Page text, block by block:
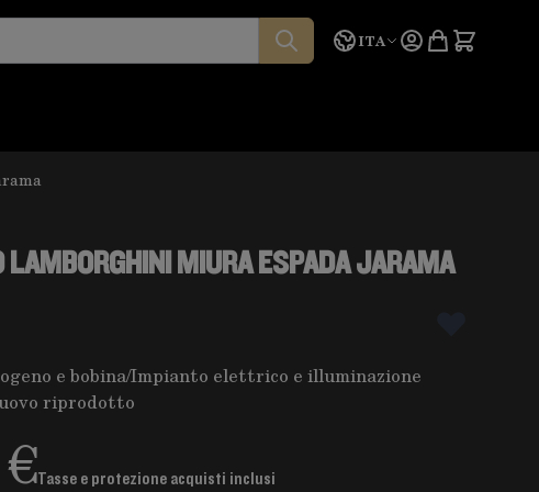
Lingua
ITA Preventivo
LAMBORGHINI MIURA ESPADA JARAMA
e bobina/Impianto elettrico e illuminazione
riprodotto
€Tasse e protezione acquisti inclusi